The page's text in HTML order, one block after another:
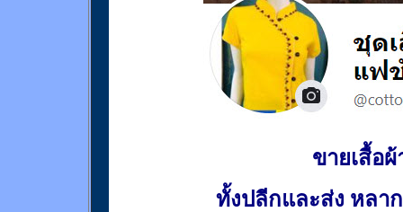
ขายเสื้อผ้
ทั้งปลีกและส่ง หลา